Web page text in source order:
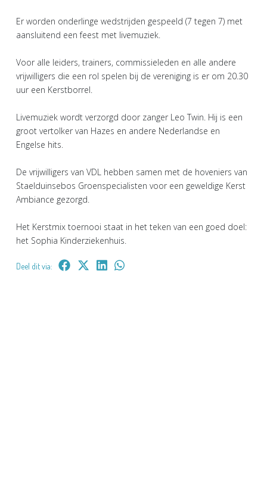
Er worden onderlinge wedstrijden gespeeld (7 tegen 7) met
aansluitend een feest met livemuziek.
Voor alle leiders, trainers, commissieleden en alle andere
vrijwilligers die een rol spelen bij de vereniging is er om 20.30
uur een Kerstborrel.
Livemuziek wordt verzorgd door zanger Leo Twin. Hij is een
groot vertolker van Hazes en andere Nederlandse en
Engelse hits.
De vrijwilligers van VDL hebben samen met de hoveniers van
Staelduinsebos Groenspecialisten voor een geweldige Kerst
Ambiance gezorgd.
Het Kerstmix toernooi staat in het teken van een goed doel:
het Sophia Kinderziekenhuis.
Deel dit via: